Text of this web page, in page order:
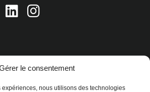
le consentement
expériences, nous utilisons des technologies